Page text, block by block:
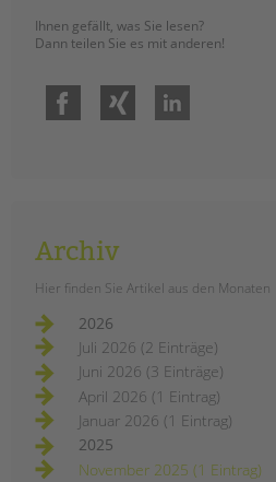
Briefe an Kai
PRESSE
Hinweisgebersystem
Intranet
Ihnen gefällt, was Sie lesen?
Dann teilen Sie es mit anderen!
Facebook
Archiv
Hier finden Sie Artikel aus den Monaten
2026
Juli 2026 (2 Einträge)
Juni 2026 (3 Einträge)
April 2026 (1 Eintrag)
Januar 2026 (1 Eintrag)
2025
November 2025 (1 Eintrag)